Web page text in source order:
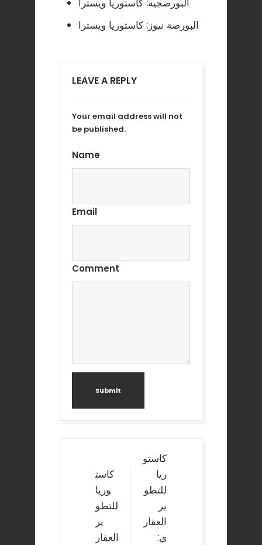
البورصة نيوز: كاستوريا ويسترا
LEAVE A REPLY
Your email address will not
be published.
Name
Email
Comment
Submit
navigation
كاست
وريا
للتطو
ير
العقار
كاستو
ريا
للتطو
ير
العقار
ي: